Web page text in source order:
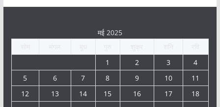
मई 2025
1
2 3
4
5
6 7 8 9 10
11
12
13 14 15 16 17
18